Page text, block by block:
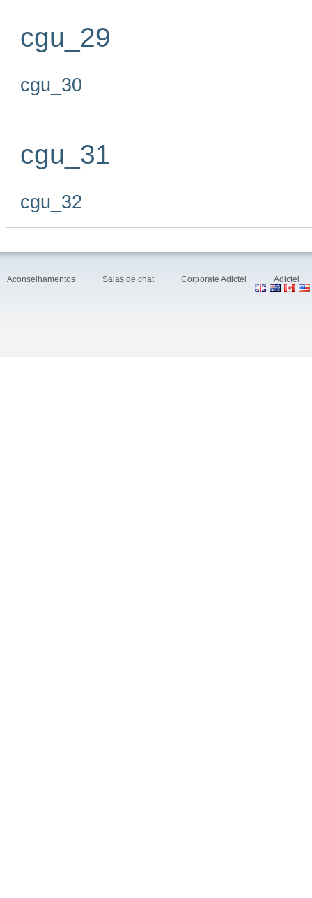
cgu_29
cgu_30
cgu_31
cgu_32
Aconselhamentos Salas de chat Corporate Adictel Adictel